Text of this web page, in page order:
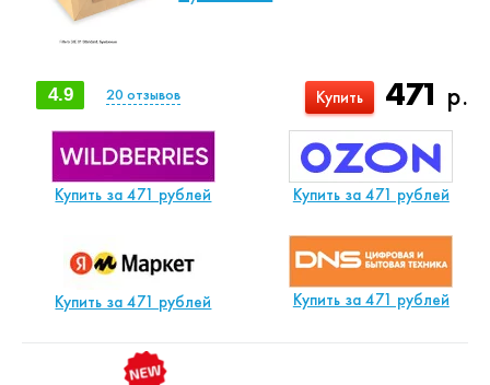
471 р.
Купить
4.9 20 отзывов
Купить за 471 рублей Купить за 471 рублей
Купить за 471 рублей Купить за 471 рублей